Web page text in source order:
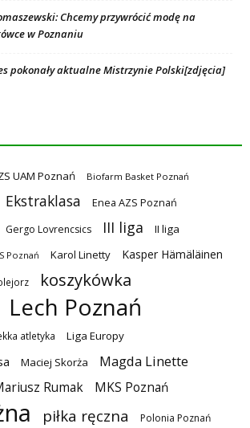
Chcemy przywrócić modę na
w Poznaniu
pokonały aktualne Mistrzynie Polski[zdjęcia]
UAM Poznań Biofarm Basket Poznań
Ekstraklasa Enea AZS Poznań
Gergo Lovrencsics III liga II liga
Poznań Karol Linetty Kasper Hämäläinen
koszykówka
Lech Poznań
atletyka Liga Europy
Maciej Skorża Magda Linette
Rumak MKS Poznań
piłka ręczna Polonia Poznań